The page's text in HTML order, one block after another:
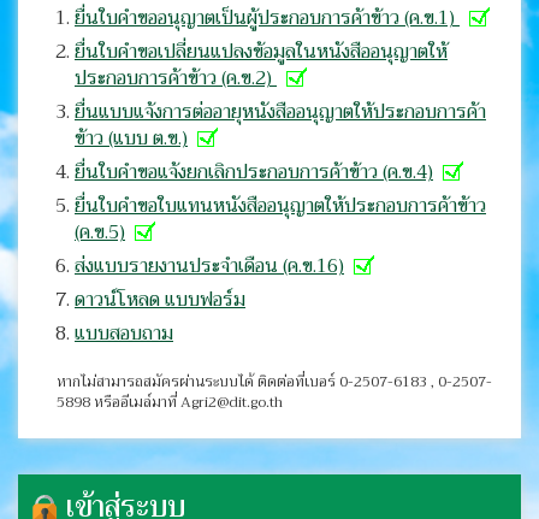
ยื่นใบคำขออนุญาตเป็นผู้ประกอบการค้าข้าว (ค.ข.1)
ยื่นใบคำขอเปลี่ยนแปลงข้อมูลในหนังสืออนุญาตให้
ประกอบการค้าข้าว (ค.ข.2)
ยื่นแบบแจ้งการต่ออายุหนังสืออนุญาตให้ประกอบการค้า
ข้าว (แบบ ต.ข.)
ยื่นใบคำขอแจ้งยกเลิกประกอบการค้าข้าว (ค.ข.4)
ยื่นใบคำขอใบแทนหนังสืออนุญาตให้ประกอบการค้าข้าว
(ค.ข.5)
ส่งแบบรายงานประจำเดือน (ค.ข.16)
ดาวน์โหลด แบบฟอร์ม
แบบสอบถาม
หากไม่สามารถสมัครผ่านระบบได้ ติดต่อที่เบอร์ 0-2507-6183 , 0-2507-
5898 หรืออีเมล์มาที่ Agri2@dit.go.th
เข้าสู่ระบบ